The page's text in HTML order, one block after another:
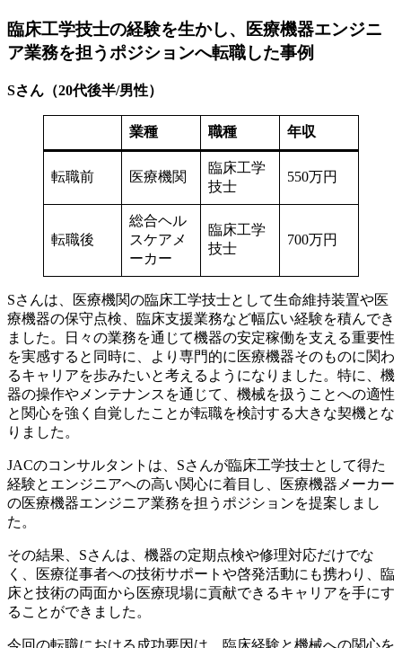
臨床工学技士の経験を生かし、医療機器エンジニ
ア業務を担うポジションへ転職した事例
Sさん（20代後半/男性）
業種 職種 年収
転職前 医療機関
臨床工学
技士
550万円
転職後
総合ヘル
スケアメ
ーカー
臨床工学
技士
700万円
Sさんは、医療機関の臨床工学技士として生命維持装置や医
療機器の保守点検、臨床支援業務など幅広い経験を積んでき
ました。日々の業務を通じて機器の安定稼働を支える重要性
を実感すると同時に、より専門的に医療機器そのものに関わ
るキャリアを歩みたいと考えるようになりました。特に、機
器の操作やメンテナンスを通じて、機械を扱うことへの適性
と関心を強く自覚したことが転職を検討する大きな契機とな
りました。
JACのコンサルタントは、Sさんが臨床工学技士として得た
経験とエンジニアへの高い関心に着目し、医療機器メーカー
の医療機器エンジニア業務を担うポジションを提案しまし
た。
その結果、Sさんは、機器の定期点検や修理対応だけでな
く、医療従事者への技術サポートや啓発活動にも携わり、臨
床と技術の両面から医療現場に貢献できるキャリアを手にす
ることができました。
今回の転職における成功要因は、臨床経験と機械への関心を